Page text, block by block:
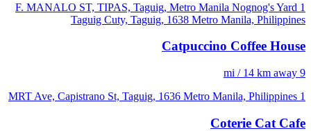
1 F. MANALO ST, TIPAS, Taguig, Metro Manila Nognog's Yard
Taguig Cuty, Taguig, 1638 Metro Manila, Philippines
Catpuccino Coffee House
9 mi / 14 km away
1 MRT Ave, Capistrano St, Taguig, 1636 Metro Manila, Philippines
Coterie Cat Cafe